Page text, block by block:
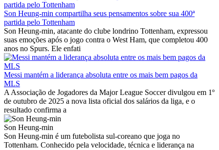
Son Heung-min compartilha seus pensamentos sobre sua 400ª
partida pelo Tottenham
Son Heung-min, atacante do clube londrino Tottenham, expressou
suas emoções após o jogo contra o West Ham, que completou 400
anos no Spurs. Ele enfati
Messi mantém a liderança absoluta entre os mais bem pagos da
MLS
A Associação de Jogadores da Major League Soccer divulgou em 1º
de outubro de 2025 a nova lista oficial dos salários da liga, e o
resultado confirma a
Son Heung-min
Son Heung-min é um futebolista sul-coreano que joga no
Tottenham. Conhecido pela velocidade, técnica e liderança na